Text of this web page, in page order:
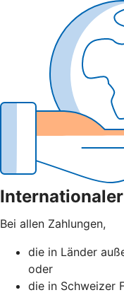
Bei allen Zahlungen,
die in Länder
oder
die in Schweizer